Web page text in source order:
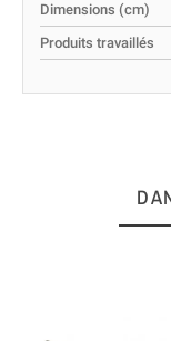
Dimensions (cm)
Produits travaillés